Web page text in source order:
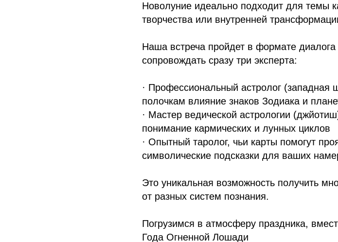
Новолуние идеально подходит для темы
творчества или внутренней
Наша встреча пройдет в формате
сопровождать сразу три эксперта:
· Профессиональный астролог (западная
полочкам влияние знаков Зодиака и
· Мастер ведической астрологии
понимание кармических и лунных циклов
· Опытный таролог, чьи карты помогут
символические подсказки для ваших
Это уникальная возможность получить
от разных систем познания.
Погрузимся в атмосферу праздника,
Года Огненной Лошади